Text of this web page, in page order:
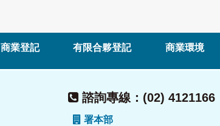
商業登記 有限合夥登記 商業環境
諮詢專線：(02) 4121166
署本部